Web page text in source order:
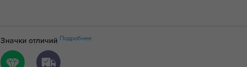
Значки отличий Подробнее